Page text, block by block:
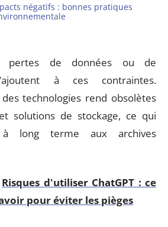
négatifs : bonnes pratiques
pertes de données ou de
à ces contraintes.
des technologies rend obsolètes
solutions de stockage, ce qui
à long terme aux archives
Risques d'utiliser ChatGPT : ce
pour éviter les pièges